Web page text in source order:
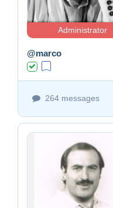
Administrator
@marco
264 messages